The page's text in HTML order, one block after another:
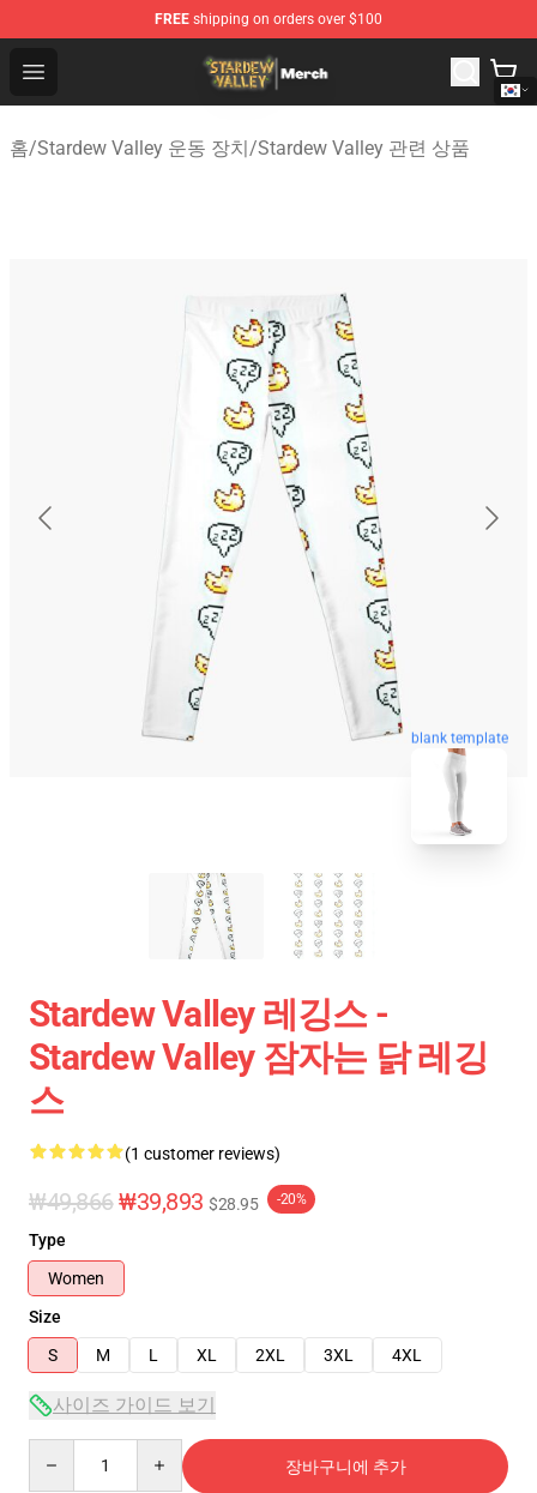
FREE shipping on orders over $100
Open menu
Stardew Valley Store - Official Stardew Valley
홈/Stardew Valley 운동 장치/Stardew Valley 관련 상품
blank template
Stardew Valley 레깅스 -
Stardew Valley 잠자는 닭 레깅
스
(1 customer reviews)
₩49,866₩39,893 $28.95 -20%
Type
Women
Size
S
M L XL 2XL 3XL 4XL
사이즈 가이드 보기
장바구니에 추가